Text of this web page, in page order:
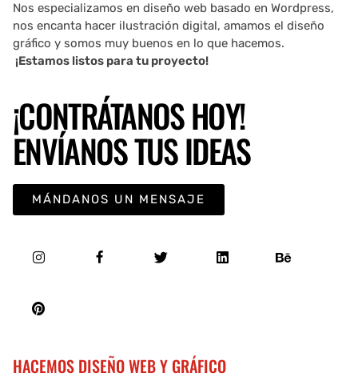
Nos especializamos en diseño web basado en Wordpress,
nos encanta hacer ilustración digital, amamos el diseño
gráfico y somos muy buenos en lo que hacemos.
¡Estamos listos para tu proyecto!
¡CONTRÁTANOS HOY!
ENVÍANOS TUS IDEAS
MÁNDANOS UN MENSAJE
HACEMOS DISEÑO WEB Y GRÁFICO